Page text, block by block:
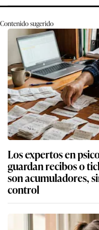
Contenido sugerido
Los expertos en
guardan recibos o
son acumuladores,
control